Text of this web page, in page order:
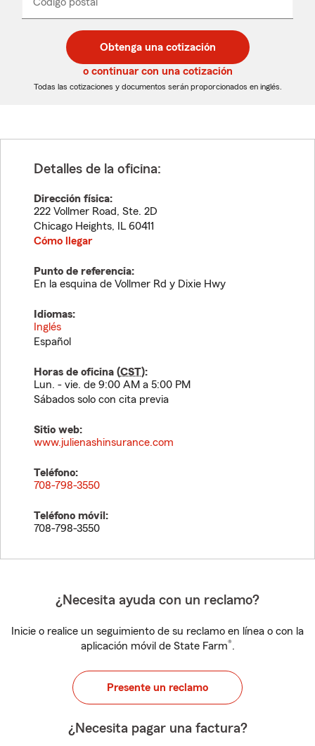
desplegable
de
5
dígitos
de
5
dígitos
_____
Obtenga una cotización
o continuar con una cotización
Todas las cotizaciones y documentos serán proporcionados en inglés.
Detalles de la oficina:
Dirección física:
222 Vollmer Road, Ste. 2D
Chicago Heights, IL 60411
Cómo llegar
Punto de referencia:
En la esquina de Vollmer Rd y Dixie Hwy
Idiomas:
Inglés
Español
Horas de oficina (CST):
Lun. - vie. de 9:00 AM a 5:00 PM
Sábados solo con cita previa
Sitio web:
www.julienashinsurance.com
Teléfono:
708-798-3550
Teléfono móvil:
708-798-3550
¿Necesita ayuda con un reclamo?
Inicie o realice un seguimiento de su reclamo en línea o con la
aplicación móvil de State Farm®.
Presente un reclamo
¿Necesita pagar una factura?